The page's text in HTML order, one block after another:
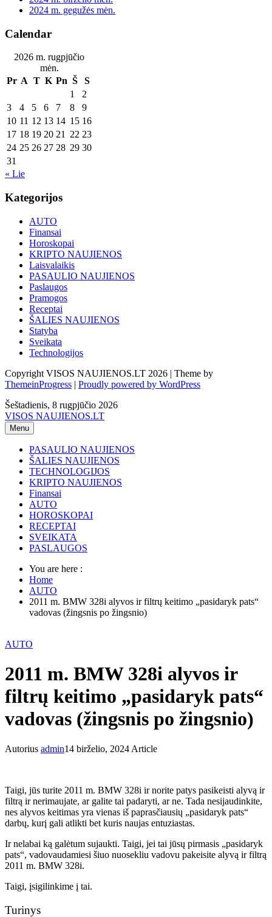
2024 m. gegužės mėn.
Calendar
2026 m. rugpjūčio
mėn.
Pr A T K Pn Š
S
1
2
3
4 5 6 7 8
9
10 11 12 13 14 15 16
17 18 19 20 21 22 23
24 25 26 27 28 29 30
31
« Lie
Kategorijos
AUTO
Finansai
Horoskopai
KRIPTO NAUJIENOS
Laisvalaikis
PASAULIO NAUJIENOS
Paslaugos
Pramogos
Receptai
ŠALIES NAUJIENOS
Statyba
Sveikata
Technologijos
Copyright VISOS NAUJIENOS.LT 2026 | Theme by
ThemeinProgress | Proudly powered by WordPress
Šeštadienis, 8 rugpjūčio 2026
VISOS NAUJIENOS.LT
Menu
PASAULIO NAUJIENOS
ŠALIES NAUJIENOS
TECHNOLOGIJOS
KRIPTO NAUJIENOS
Finansai
AUTO
HOROSKOPAI
RECEPTAI
SVEIKATA
PASLAUGOS
You are here :
Home
AUTO
2011 m. BMW 328i alyvos ir filtrų keitimo „pasidaryk pats“
vadovas (žingsnis po žingsnio)
AUTO
2011 m. BMW 328i alyvos ir
filtrų keitimo „pasidaryk pats“
vadovas (žingsnis po žingsnio)
Autorius admin14 birželio, 2024 Article
Taigi, jūs turite 2011 m. BMW 328i ir norite patys pasikeisti alyvą ir
filtrą ir nerimaujate, ar galite tai padaryti, ar ne. Tada nesijaudinkite,
nes alyvos keitimas yra vienas iš paprasčiausių „pasidaryk pats“
darbų, kurį gali atlikti bet kuris naujas entuziastas.
Ir nelabai ką galėtum sujaukti. Taigi, jei tai jūsų pirmasis „pasidaryk
pats“, vadovaudamiesi šiuo nuosekliu vadovu pakeisite alyvą ir filtrą
2011 m. BMW 328i.
Taigi, įsigilinkime į tai.
Turinys